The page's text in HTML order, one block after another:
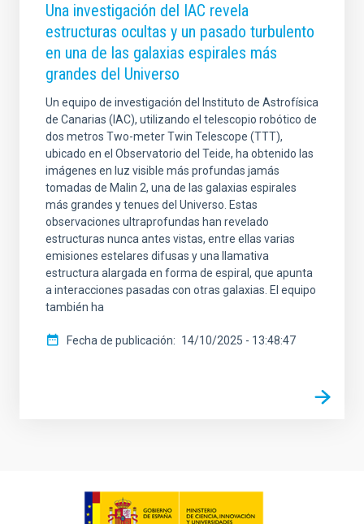
Una investigación del IAC revela
estructuras ocultas y un pasado turbulento
en una de las galaxias espirales más
grandes del Universo
Un equipo de investigación del Instituto de Astrofísica
de Canarias (IAC), utilizando el telescopio robótico de
dos metros Two-meter Twin Telescope (TTT),
ubicado en el Observatorio del Teide, ha obtenido las
imágenes en luz visible más profundas jamás
tomadas de Malin 2, una de las galaxias espirales
más grandes y tenues del Universo. Estas
observaciones ultraprofundas han revelado
estructuras nunca antes vistas, entre ellas varias
emisiones estelares difusas y una llamativa
estructura alargada en forma de espiral, que apunta
a interacciones pasadas con otras galaxias. El equipo
también ha
Fecha de publicación 14/10/2025 - 13:48:47